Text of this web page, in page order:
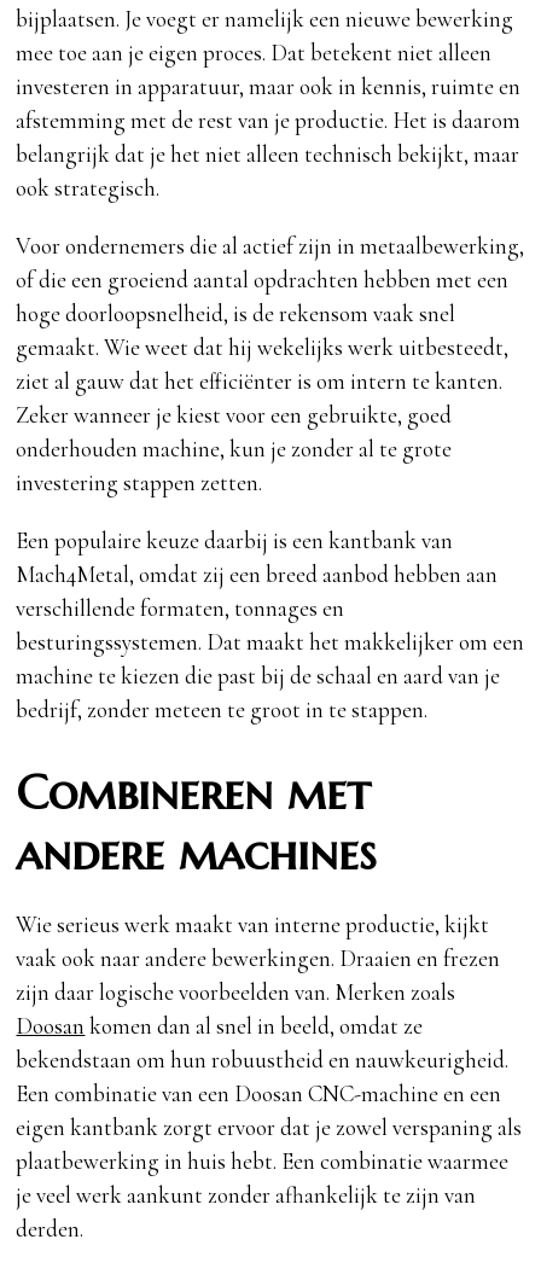
bijplaatsen. Je voegt er namelijk een nieuwe bewerking
mee toe aan je eigen proces. Dat betekent niet alleen
investeren in apparatuur, maar ook in kennis, ruimte en
afstemming met de rest van je productie. Het is daarom
belangrijk dat je het niet alleen technisch bekijkt, maar
ook strategisch.
Voor ondernemers die al actief zijn in metaalbewerking,
of die een groeiend aantal opdrachten hebben met een
hoge doorloopsnelheid, is de rekensom vaak snel
gemaakt. Wie weet dat hij wekelijks werk uitbesteedt,
ziet al gauw dat het efficiënter is om intern te kanten.
Zeker wanneer je kiest voor een gebruikte, goed
onderhouden machine, kun je zonder al te grote
investering stappen zetten.
Een populaire keuze daarbij is een kantbank van
Mach4Metal, omdat zij een breed aanbod hebben aan
verschillende formaten, tonnages en
besturingssystemen. Dat maakt het makkelijker om een
machine te kiezen die past bij de schaal en aard van je
bedrijf, zonder meteen te groot in te stappen.
Combineren met
andere machines
Wie serieus werk maakt van interne productie, kijkt
vaak ook naar andere bewerkingen. Draaien en frezen
zijn daar logische voorbeelden van. Merken zoals
Doosan komen dan al snel in beeld, omdat ze
bekendstaan om hun robuustheid en nauwkeurigheid.
Een combinatie van een Doosan CNC-machine en een
eigen kantbank zorgt ervoor dat je zowel verspaning als
plaatbewerking in huis hebt. Een combinatie waarmee
je veel werk aankunt zonder afhankelijk te zijn van
derden.